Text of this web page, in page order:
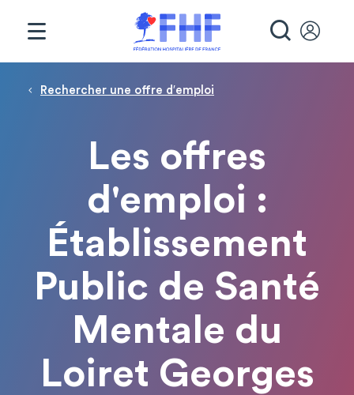
Fil d'Ariane
Rechercher une offre d′emploi
Les offres
d'emploi :
Établissement
Public de Santé
Mentale du
Loiret Georges
Panneau de gestion des cookies